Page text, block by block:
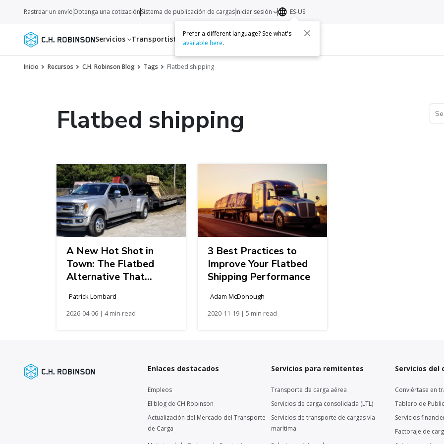
Servicios Transportistas Recursos Acerca de Contacto
Rastrear un envíoObtenga una cotizaciónSistema de publicación de cargasIniciar sesión ES-US
Prefer a different language? See what's
available here.
Inicio Recursos C.H. Robinson Blog Tags Flatbed shipping
Flatbed shipping
A New Hot Shot in
Town: The Flatbed
Alternative That
Patrick Lombard
2026-04-06 | 4 min read
3 Best Practices to
Improve Your Flatbed
Shipping Performance
Adam McDonough
2020-11-19 | 5 min read
Enlaces destacados
Empleos
El blog de CH Robinson
Actualización del Mercado del Transporte
de Carga
Servicios para remitentes
Transporte de carga aérea
Servicios de carga consolidada (LTL)
Servicios de transporte de cargas vía
marítima
Servicios del
Conviértase en
Tablero de
Servicios
Factoraje de